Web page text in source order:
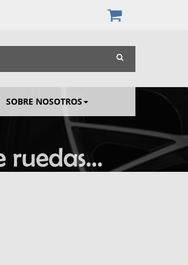
SOBRE NOSOTROS